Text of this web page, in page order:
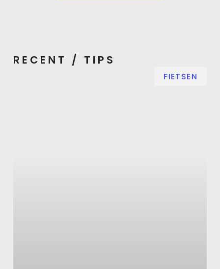
RECENT / TIPS
FIETSEN